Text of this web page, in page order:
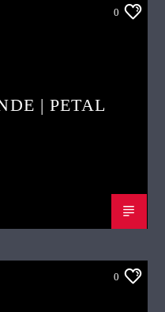
0
| PETAL
0